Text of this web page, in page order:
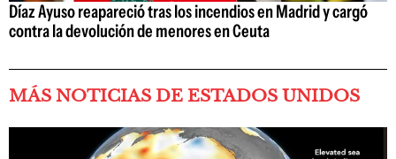
Díaz Ayuso reapareció tras los incendios en Madrid y cargó
contra la devolución de menores en Ceuta
MÁS NOTICIAS DE ESTADOS UNIDOS